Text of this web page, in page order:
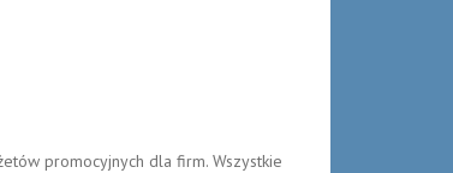
promocyjnych dla firm. Wszystkie